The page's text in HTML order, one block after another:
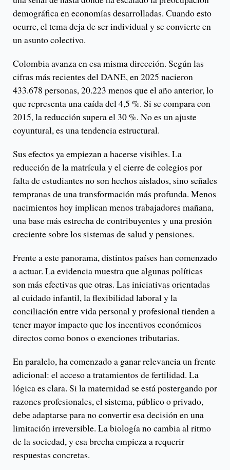
demográfica en economías desarrolladas. Cuando esto
ocurre, el tema deja de ser individual y se convierte en
un asunto colectivo.
Colombia avanza en esa misma dirección. Según las
cifras más recientes del DANE, en 2025 nacieron
433.678 personas, 20.223 menos que el año anterior, lo
que representa una caída del 4,5 %. Si se compara con
2015, la reducción supera el 30 %. No es un ajuste
coyuntural, es una tendencia estructural.
Sus efectos ya empiezan a hacerse visibles. La
reducción de la matrícula y el cierre de colegios por
falta de estudiantes no son hechos aislados, sino señales
tempranas de una transformación más profunda. Menos
nacimientos hoy implican menos trabajadores mañana,
una base más estrecha de contribuyentes y una presión
creciente sobre los sistemas de salud y pensiones.
Frente a este panorama, distintos países han comenzado
a actuar. La evidencia muestra que algunas políticas
son más efectivas que otras. Las iniciativas orientadas
al cuidado infantil, la flexibilidad laboral y la
conciliación entre vida personal y profesional tienden a
tener mayor impacto que los incentivos económicos
directos como bonos o exenciones tributarias.
En paralelo, ha comenzado a ganar relevancia un frente
adicional: el acceso a tratamientos de fertilidad. La
lógica es clara. Si la maternidad se está postergando por
razones profesionales, el sistema, público o privado,
debe adaptarse para no convertir esa decisión en una
limitación irreversible. La biología no cambia al ritmo
de la sociedad, y esa brecha empieza a requerir
respuestas concretas.